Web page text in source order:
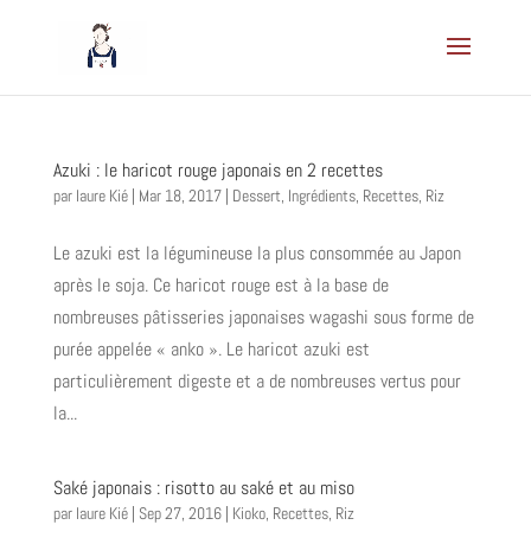
Azuki : le haricot rouge japonais en 2 recettes
par laure Kié| Mar 18, 2017| Dessert, Ingrédients, Recettes, Riz
Le azuki est la légumineuse la plus consommée au Japon
après le soja. Ce haricot rouge est à la base de
nombreuses pâtisseries japonaises wagashi sous forme de
purée appelée « anko ». Le haricot azuki est
particulièrement digeste et a de nombreuses vertus pour
la...
Saké japonais : risotto au saké et au miso
par laure Kié| Sep 27, 2016| Kioko, Recettes, Riz